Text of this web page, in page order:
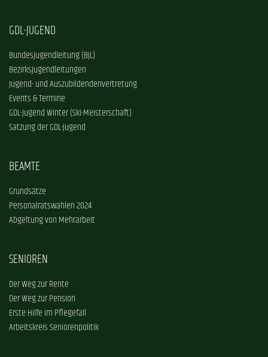
GDL-JUGEND
Bundesjugendleitung (BJL)
Bezirksjugendleitungen
Jugend- und Auszubildendenvertretung
Events & Termine
GDL-Jugend Winter (Ski-Meisterschaft)
Satzung der GDL-Jugend
BEAMTE
Grundsätze
Personalratswahlen 2024
Abgeltung von Mehrarbeit
SENIOREN
Der Weg zur Rente
Der Weg zur Pension
Erste Hilfe im Pflegefall
Arbeitskreis Seniorenpolitik